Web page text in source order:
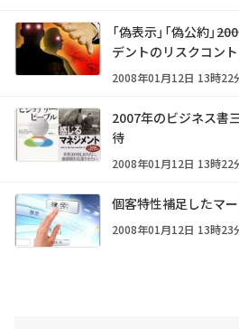
「偽表示」「偽公約」
デントのリスクコン
2008年01月12日 13時22
2007年のビジネス書
待
2008年01月12日 13時22
個客特性補足したマ
2008年01月12日 13時23